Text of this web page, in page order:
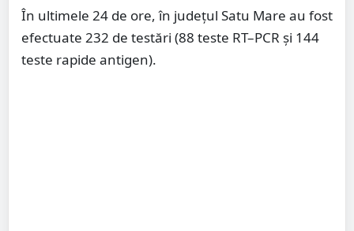
În ultimele 24 de ore, în județul Satu Mare au fost
efectuate 232 de testări (88 teste RT–PCR și 144
teste rapide antigen).